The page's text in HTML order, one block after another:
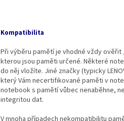
Kompatibilita
Při výběru pamětí je vhodné vždy
kterou jsou paměti určené. Některé
do něj vložíte. Jiné značky (typicky
který Vám necertifikované paměti v
notebook s pamětí vůbec nenaběhne,
integritou dat.
V mnoha případech nekompatibilitu